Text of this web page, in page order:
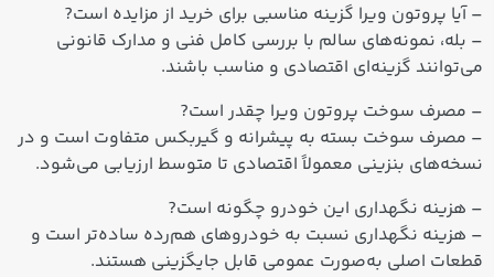
– آیا پروتون ویرا گزینه مناسبی برای خرید از مزایده است?
– بله، نمونه‌های سالم با بررسی کامل فنی و مدارک قانونی
می‌توانند گزینه‌ای اقتصادی و مناسب باشند.
– مصرف سوخت پروتون ویرا چقدر است?
– مصرف سوخت بسته به پیشرانه و گیربکس متفاوت است و در
نسخه‌های بنزینی معمولاً اقتصادی تا متوسط ارزیابی می‌شود.
– هزینه نگهداری این خودرو چگونه است?
– هزینه نگهداری نسبت به خودروهای هم‌رده ساده‌تر است و
قطعات اصلی به‌صورت عمومی قابل جایگزینی هستند.